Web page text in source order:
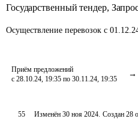
Государственный тендер,
Осуществление перевозок с
Приём предложений
с 28.10.24, 19:35 по 30.11.24, 19:35
55 Изменён30 ноя 2024. Создан 28